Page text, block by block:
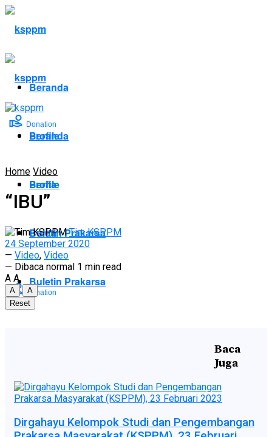
Beranda
Profile
Berita
Buletin Prakarsa
Donation
No Result
Beranda
Profile
Berita
Buletin Prakarsa
Donation
Home Video
“IBU”
Tim KSPPM
24 September 2020
— Video, Video
— Dibaca normal 1 min read
A A
A
A
Reset
Baca
Juga
Dirgahayu Kelompok Studi dan Pengembangan